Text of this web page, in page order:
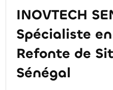
INOVTECH
Spécialiste
Refonte de
Sénégal